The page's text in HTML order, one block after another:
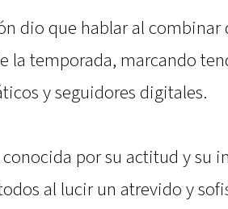
dio que hablar al combinar
la temporada, marcando
y seguidores digitales.
por su actitud y su
al lucir un atrevido y